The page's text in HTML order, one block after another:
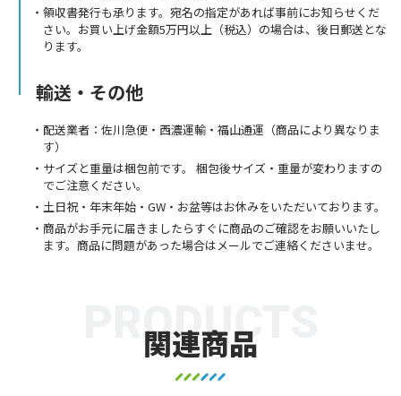
領収書発行も承ります。宛名の指定があれば事前にお知らせくだ
さい。お買い上げ金額5万円以上（税込）の場合は、後日郵送とな
ります。
輸送・その他
配送業者：佐川急便・西濃運輸・福山通運（商品により異なりま
す）
サイズと重量は梱包前です。 梱包後サイズ・重量が変わりますの
でご注意ください。
土日祝・年末年始・GW・お盆等はお休みをいただいております。
商品がお手元に届きましたらすぐに商品のご確認をお願いいたし
ます。商品に問題があった場合はメールでご連絡くださいませ。
関連商品
PRODUCTS